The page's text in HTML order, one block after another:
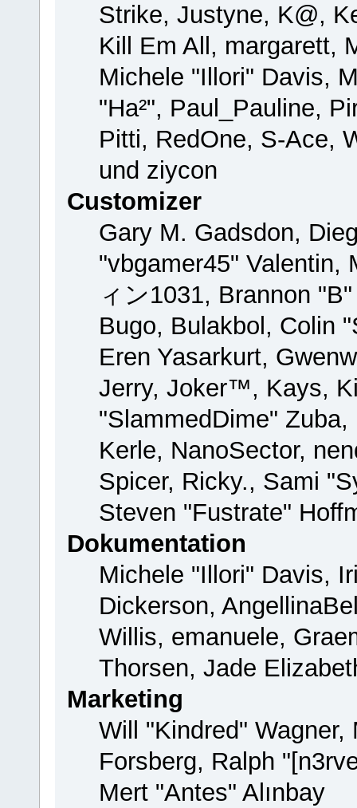
Strike, Justyne, K@,
Kill Em All, margarett,
Michele "Illori" Davis,
"Ha²", Paul_Pauline,
Pitti, RedOne, S-Ace,
und ziycon
Customizer
Gary M. Gadsdon,
"vbgamer45"
ィン1031, Brannon
Bugo, Bulakbol, Colin
Eren Yasarkurt,
Jerry, Joker™, Kays,
"SlammedDime"
Kerle, NanoSector,
Spicer, Ricky., Sami
Steven "Fustrate"
Dokumentation
Michele "Illori" Davis,
Dickerson,
Willis, emanuele,
Thorsen, Jade
Marketing
Will "Kindred" Wagner,
Forsberg, Ralph
Mert "Antes" Alınbay